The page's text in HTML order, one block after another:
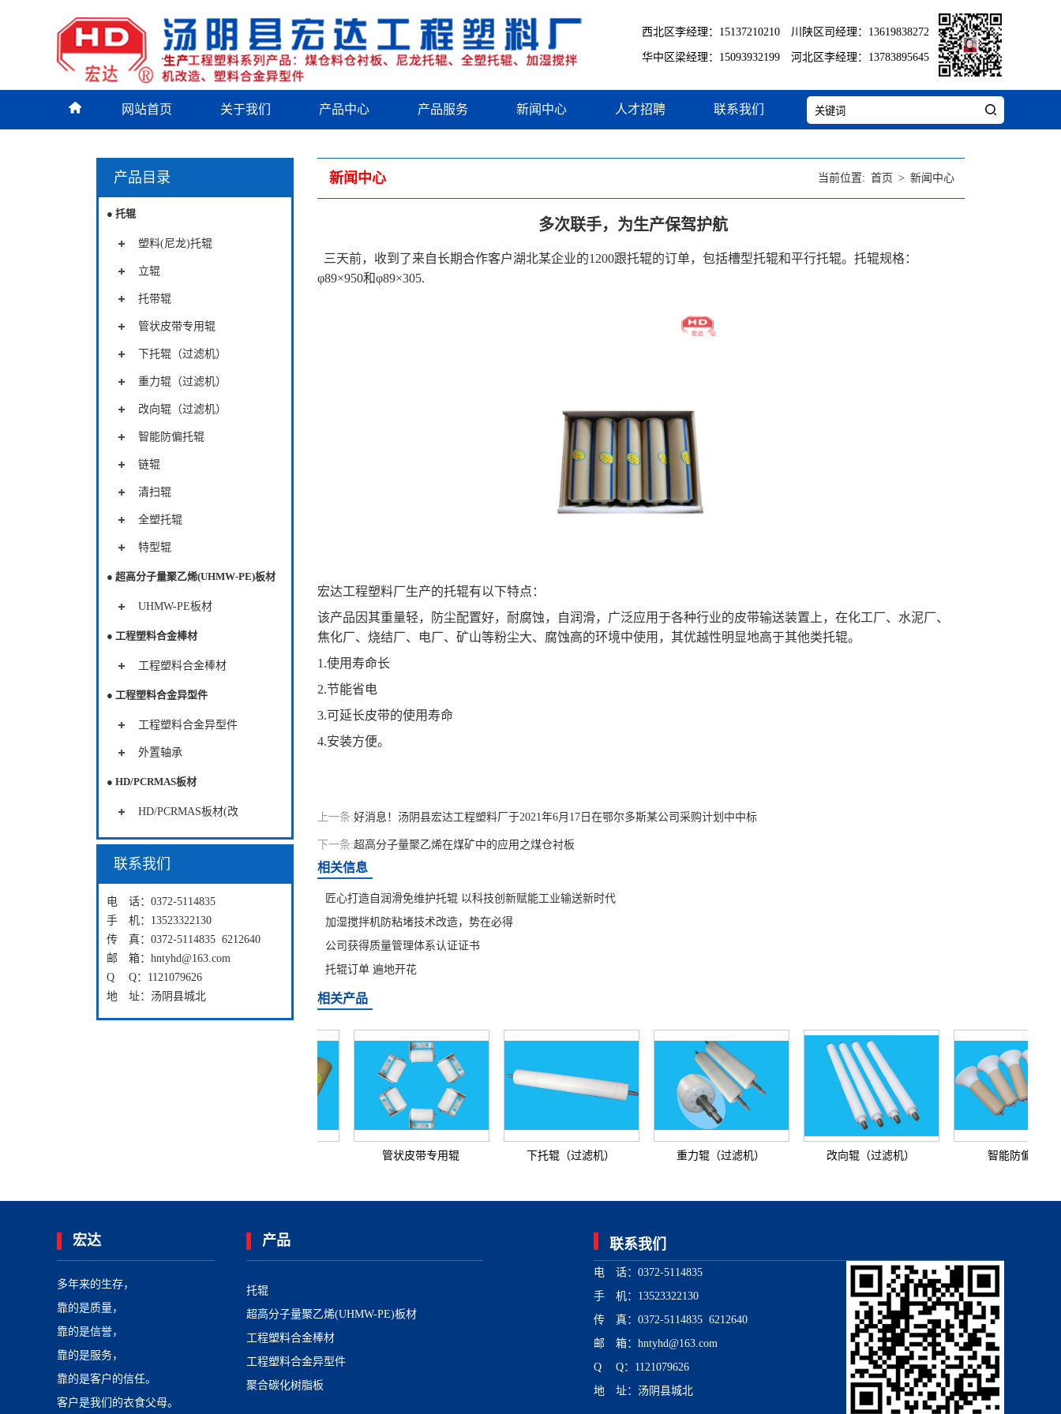
西北区李经理：15137210210 川陕区司经理：13619838272
华中区梁经理：15093932199 河北区李经理：13783895645
网站首页 关于我们 产品中心 产品服务 新闻中心 人才招聘 联系我们
当前位置: 首页 > 新闻中心
新闻中心
多次联手，为生产保驾护航
三天前，收到了来自长期合作客户湖北某企业的1200跟托辊的订单，包括槽型托辊和平行托辊。托辊规格：
φ89×950和φ89×305.
宏达工程塑料厂生产的托辊有以下特点：
该产品因其重量轻，防尘配置好，耐腐蚀，自润滑，广泛应用于各种行业的皮带输送装置上，在化工厂、水泥厂、
焦化厂、烧结厂、电厂、矿山等粉尘大、腐蚀高的环境中使用，其优越性明显地高于其他类托辊。
1.使用寿命长
2.节能省电
3.可延长皮带的使用寿命
4.安装方便。
上一条:好消息！汤阴县宏达工程塑料厂于2021年6月17日在鄂尔多斯某公司采购计划中中标
下一条:超高分子量聚乙烯在煤矿中的应用之煤仓衬板
相关信息
匠心打造自润滑免维护托辊 以科技创新赋能工业输送新时代
加湿搅拌机防粘堵技术改造，势在必得
公司获得质量管理体系认证证书
托辊订单 遍地开花
相关产品
管状皮带专用辊 下托辊（过滤机） 重力辊（过滤机） 改向辊（过滤机） 智能防偏托辊
产品目录
● 托辊
塑料(尼龙)托辊
立辊
托带辊
管状皮带专用辊
下托辊（过滤机）
重力辊（过滤机）
改向辊（过滤机）
智能防偏托辊
链辊
清扫辊
全塑托辊
特型辊
● 超高分子量聚乙烯(UHMW-PE)板材
UHMW-PE板材
● 工程塑料合金棒材
工程塑料合金棒材
● 工程塑料合金异型件
工程塑料合金异型件
外置轴承
● HD/PCRMAS板材
HD/PCRMAS板材(改
联系我们
电 话：0372-5114835
手 机：13523322130
传 真：0372-5114835 6212640
邮 箱：hntyhd@163.com
Q Q：1121079626
地 址：汤阴县城北
宏达
多年来的生存，
靠的是质量，
靠的是信誉，
靠的是服务，
靠的是客户的信任。
客户是我们的衣食父母。
产品
托辊
超高分子量聚乙烯(UHMW-PE)板材
工程塑料合金棒材
工程塑料合金异型件
聚合碳化树脂板
联系我们
电 话：0372-5114835
手 机：13523322130
传 真：0372-5114835 6212640
邮 箱：hntyhd@163.com
Q Q：1121079626
地 址：汤阴县城北